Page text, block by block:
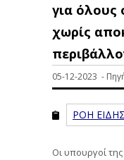
για όλους
χωρίς
05-12-2023 -
ΡΟΗ
Οι υπουργοί